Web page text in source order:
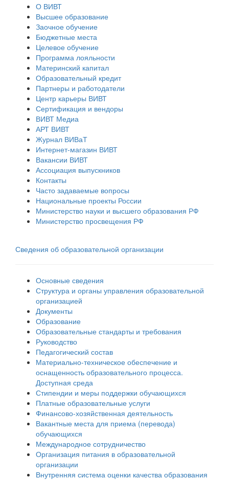
О ВИВТ
Высшее образование
Заочное обучение
Бюджетные места
Целевое обучение
Программа лояльности
Материнский капитал
Образовательный кредит
Партнеры и работодатели
Центр карьеры ВИВТ
Сертификация и вендоры
ВИВТ Медиа
АРТ ВИВТ
Журнал ВИВаТ
Интернет-магазин ВИВТ
Вакансии ВИВТ
Ассоциация выпускников
Контакты
Часто задаваемые вопросы
Национальные проекты России
Министерство науки и высшего образования РФ
Министерство просвещения РФ
Сведения об образовательной организации
Основные сведения
Структура и органы управления образовательной
организацией
Документы
Образование
Образовательные стандарты и требования
Руководство
Педагогический состав
Материально-техническое обеспечение и
оснащенность образовательного процесса.
Доступная среда
Стипендии и меры поддержки обучающихся
Платные образовательные услуги
Финансово-хозяйственная деятельность
Вакантные места для приема (перевода)
обучающихся
Международное сотрудничество
Организация питания в образовательной
организации
Внутренняя система оценки качества образования